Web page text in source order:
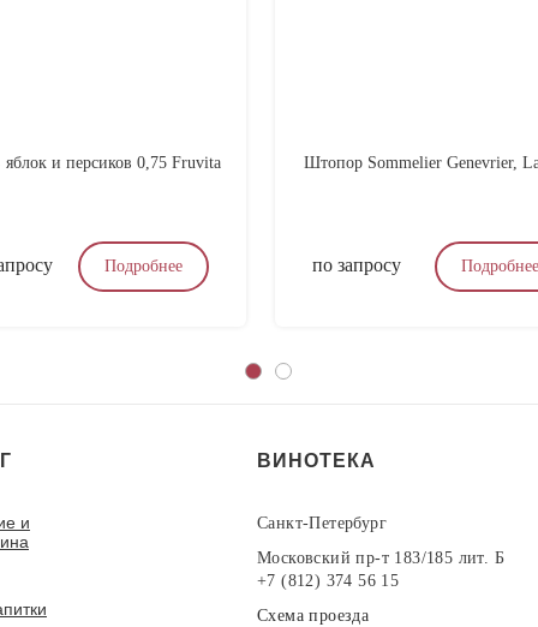
яблок и персиков 0,75 Fruvita
Подробнее
Штопор Sommelier Genevrier,
по запросу Подробнее
и
ВИНОТЕКА
Санкт-Петербург
Московский пр-т 183/185 лит. Б
+7 (812) 374 56 15
Схема проезда